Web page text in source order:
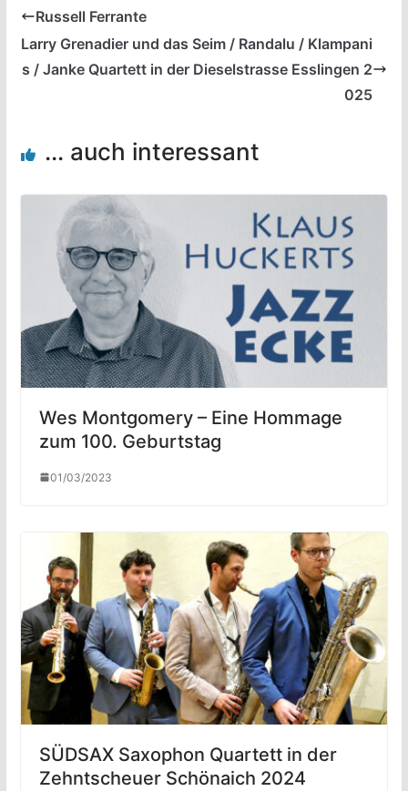
Russell Ferrante
Larry Grenadier und das Seim / Randalu / Klampani
s / Janke Quartett in der Dieselstrasse Esslingen 2
025
... auch interessant
Wes Montgomery – Eine Hommage
zum 100. Geburtstag
01/03/2023
SÜDSAX Saxophon Quartett in der
Zehntscheuer Schönaich 2024